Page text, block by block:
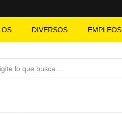
DIVERSOS EMPLEOS